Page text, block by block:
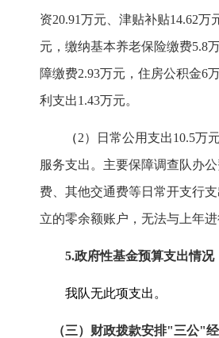
资20.91万元、津贴补贴14.62万
元，缴纳基本养老保险缴费5.8
障缴费2.93万元，住房公积金6
利支出1.43万元。
（2）日常公用支出10.5万
服务支出。主要保障调查队办
费、其他交通费等日常开支行
立的零余额账户，无法与上年进
5.政府性基金预算支出情况
我队无此项支出。
（三）财政拨款安排"三公"